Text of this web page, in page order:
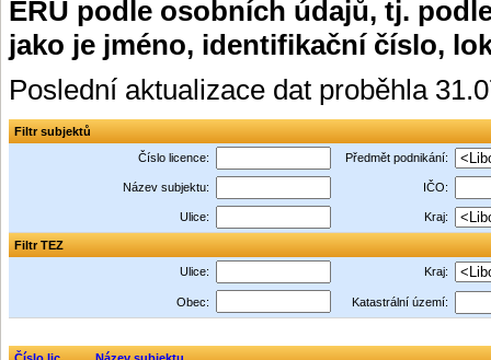
ERÚ podle osobních údajů, tj.
jako je jméno, identifikační číslo,
Poslední aktualizace dat proběhla
Filtr subjektů
Číslo licence:
Předmět podnikání:
Název subjektu: IČO:
Ulice: Kraj:
Filtr TEZ
Ulice:
Kraj:
Obec: Katastrální území: